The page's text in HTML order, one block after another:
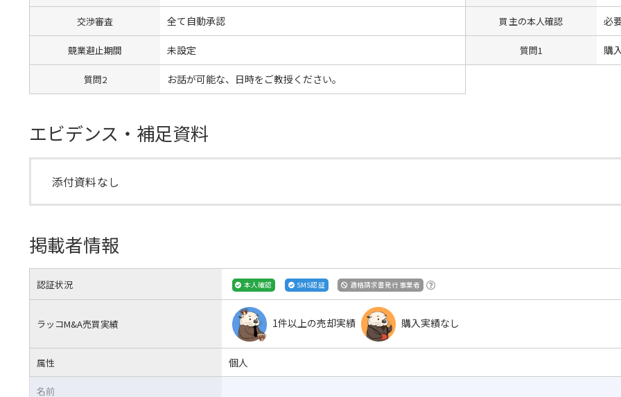
交渉審査 全て自動承認 買主の本人確認 必
競業避止期間 未設定 質問1 購
質問2 お話が可能な、日時をご教授ください。
エビデンス・補足資料
添付資料なし
掲載者情報
認証状況 本人確認 SMS認証 適格請求書発行事業者
ラッコM&A売買実績 1件以上の売却実績 購入実績なし
属性 個人
名前